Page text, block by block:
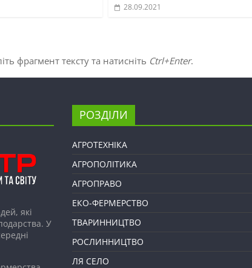
28.09.2021
фрагмент тексту та натисніть Ctrl+Enter.
які
У
РОЗДІЛИ
АГРОТЕХНІКА
АГРОПОЛІТИКА
АГРОПРАВО
ЕКО-ФЕРМЕРСТВО
ТВАРИННИЦТВО
РОСЛИННИЦТВО
ЛЯ СЕЛО